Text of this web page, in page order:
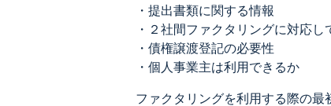
・提出書類に関する情報
・２社間ファクタリングに対応し
・債権譲渡登記の必要性
・個人事業主は利用できるか
ファクタリングを利用する際の